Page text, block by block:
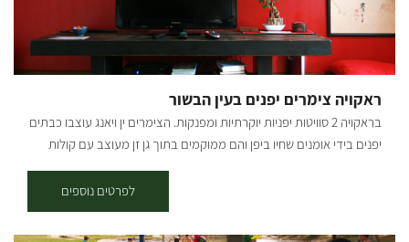
מדשאות ופינות ישיבה מוצלות עמדות מנגל, פינות מדורה ופוויקה. במהלך
שהותכם תוכלו להנות ממגוון אטרקציות בסביבת הקיבוץ: גן קקטוסים, חוות
סוסים טיפולית, רפת חלב, גלריית אמנים, פסלים ייחודיים של אמנים
בהתאם לעונה (החל מחג השבועות ועד סוף סוכות). להזמנות:
ראקויה צימרים יפנים בעין הבשור
בראקויה 2 סוויטות יפניות יוקרתיות ומפנקות. הצימרים ין ויאנג עוצבו כבתים
יפנים בידי אומנים שחיו ביפן והם ממוקמים בתוך גן זן מעוצב עם קולות
מפלט מרעש העיר או סתם רוצים להתפנק, פה תוכלו למצוא המון שקט יופי
ואנרגיות... בצימר-ג'קוזי בחדר אמבטיה מעוצב, ריהוט בסגנון יפני, מטבח
מאובזר, מכונת אספרסו, עוגיות הבית, נרות, טלוויזיה בכבלים וחיבור
לפרטים נוספים